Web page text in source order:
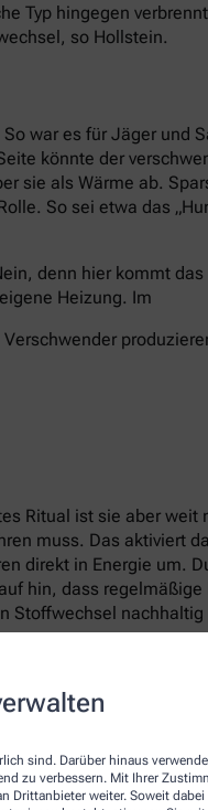
sind. Darüber hinaus
zu verbessern. Mit Ihrer
Drittanbieter weiter. Soweit dabei
Typ hingegen
so Hollstein.
war es für Jäger und
könnte der
sie als Wärme ab.
So sei etwa das
denn hier kommt
Heizung. Im
Ritual ist sie aber weit
muss. Das aktiviert
direkt in Energie um.
hin, dass